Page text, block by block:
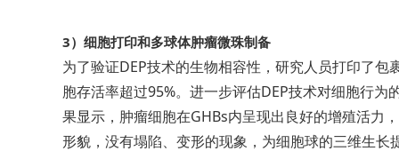
3） 细胞打印和多球体肿瘤微珠制备
为了验证DEP技术的生物相容性，研究人员打印了
胞存活率超过95%。进一步评估DEP技术对细胞行
果显示，肿瘤细胞在GHBs内呈现出良好的增殖活力
形貌，没有塌陷、变形的现象，为细胞球的三维生长